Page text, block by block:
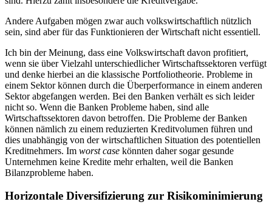
Andere Aufgaben mögen zwar auch volkswirtschaftlich nützlich
sein, sind aber für das Funktionieren der Wirtschaft nicht essentiell.
Ich bin der Meinung, dass eine Volkswirtschaft davon profitiert,
wenn sie über Vielzahl unterschiedlicher Wirtschaftssektoren verfügt
und denke hierbei an die klassische Portfoliotheorie. Probleme in
einem Sektor können durch die Überperformance in einem anderen
Sektor abgefangen werden. Bei den Banken verhält es sich leider
nicht so. Wenn die Banken Probleme haben, sind alle
Wirtschaftssektoren davon betroffen. Die Probleme der Banken
können nämlich zu einem reduzierten Kreditvolumen führen und
dies unabhängig von der wirtschaftlichen Situation des potentiellen
Kreditnehmers. Im worst case könnten daher sogar gesunde
Unternehmen keine Kredite mehr erhalten, weil die Banken
Bilanzprobleme haben.
Horizontale Diversifizierung zur Risikominimierung